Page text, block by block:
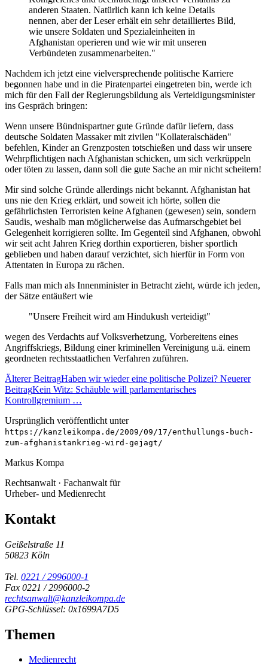
anderen Staaten. Natürlich kann ich keine Details
nennen, aber der Leser erhält ein sehr detailliertes Bild,
wie unsere Soldaten und Spezialeinheiten in
Afghanistan operieren und wie wir mit unseren
Verbündeten zusammenarbeiten."
Nachdem ich jetzt eine vielversprechende politische Karriere
begonnen habe und in die Piratenpartei eingetreten bin, werde ich
mich für den Fall der Regierungsbildung als Verteidigungsminister
ins Gespräch bringen:
Wenn unsere Bündnispartner gute Gründe dafür liefern, dass
deutsche Soldaten Massaker mit zivilen "Kollateralschäden"
befehlen, Kinder an Grenzposten totschießen und dass wir unsere
Wehrpflichtigen nach Afghanistan schicken, um sich verkrüppeln
oder töten zu lassen, dann soll die gute Sache an mir nicht scheitern!
Mir sind solche Gründe allerdings nicht bekannt. Afghanistan hat
uns nie den Krieg erklärt, und soweit ich hörte, sollen die
gefährlichsten Terroristen keine Afghanen (gewesen) sein, sondern
Saudis, weshalb man möglicherweise das Aufmarschgebiet bei
Gelegenheit korrigieren sollte. Im Gegenteil sind Afghanen, obwohl
wir seit acht Jahren Krieg dorthin exportieren, bisher sportlich
geblieben und haben darauf verzichtet, sich hierfür in Form von
Attentaten in Europa zu rächen.
Falls man mich als Innenminister in Betracht zieht, würde ich jeden,
der Sätze entäußert wie
"Unsere Freiheit wird am Hindukush verteidigt"
wegen des Verdachts auf Volksverhetzung, Vorbereitens eines
Angriffskriegs, Bildung einer kriminellen Vereinigung u.ä. einem
geordneten rechtsstaatlichen Verfahren zuführen.
Älterer BeitragHaben wir wieder eine politische Polizei? Neuerer
BeitragKein Witz: Schäuble will parlamentarisches
Kontrollgremium …
Ursprünglich veröffentlicht unter
https://kanzleikompa.de/2009/09/17/enthullungs-buch-
zum-afghanistankrieg-wird-gejagt/
Markus Kompa
Rechtsanwalt · Fachanwalt für
Urheber- und Medienrecht
Kontakt
Geißelstraße 11
50823 Köln
Tel. 0221 / 2996000-1
Fax 0221 / 2996000-2
rechtsanwalt@kanzleikompa.de
GPG-Schlüssel: 0x1699A7D5
Themen
Medienrecht